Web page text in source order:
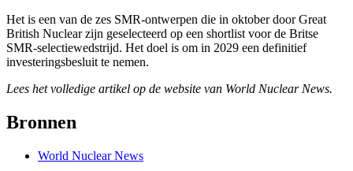
Het is een van de zes SMR-ontwerpen die in oktober door Great
British Nuclear zijn geselecteerd op een shortlist voor de Britse
SMR-selectiewedstrijd. Het doel is om in 2029 een definitief
investeringsbesluit te nemen.
Lees het volledige artikel op de website van World Nuclear News.
Bronnen
World Nuclear News